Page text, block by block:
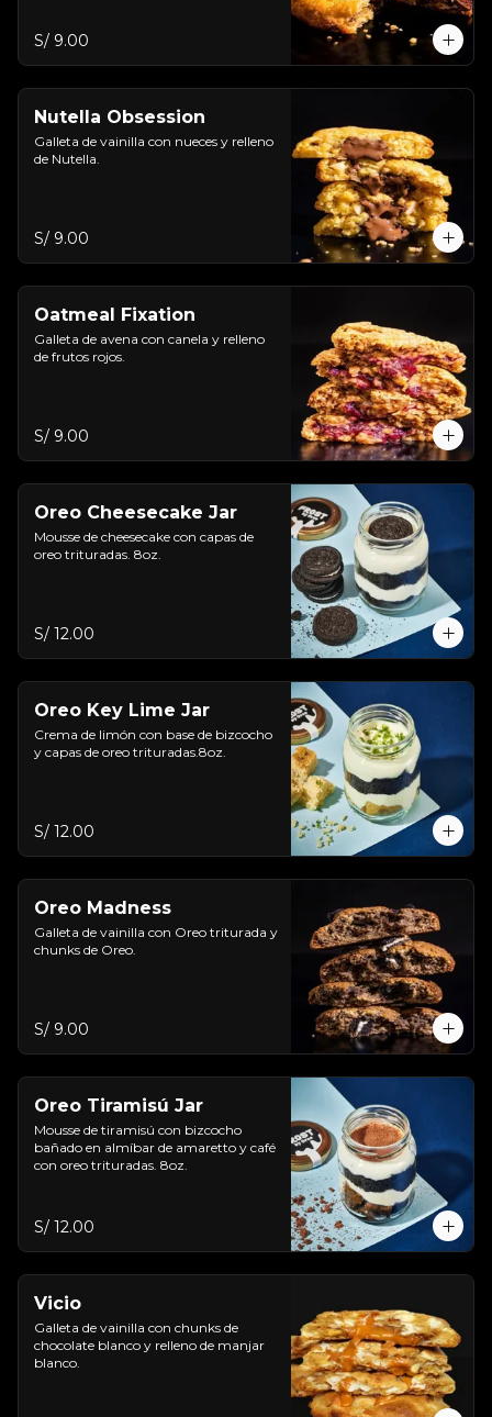
S/ 9.00
Nutella Obsession
Galleta de vainilla con nueces y relleno
de Nutella.
S/ 9.00
Oatmeal Fixation
Galleta de avena con canela y relleno
de frutos rojos.
S/ 9.00
Oreo Cheesecake Jar
Mousse de cheesecake con capas de
oreo trituradas. 8oz.
S/ 12.00
Oreo Key Lime Jar
Crema de limón con base de bizcocho
y capas de oreo trituradas.8oz.
S/ 12.00
Oreo Madness
Galleta de vainilla con Oreo triturada y
chunks de Oreo.
S/ 9.00
Oreo Tiramisú Jar
Mousse de tiramisú con bizcocho
bañado en almíbar de amaretto y café
con oreo trituradas. 8oz.
S/ 12.00
Vicio
Galleta de vainilla con chunks de
chocolate blanco y relleno de manjar
blanco.